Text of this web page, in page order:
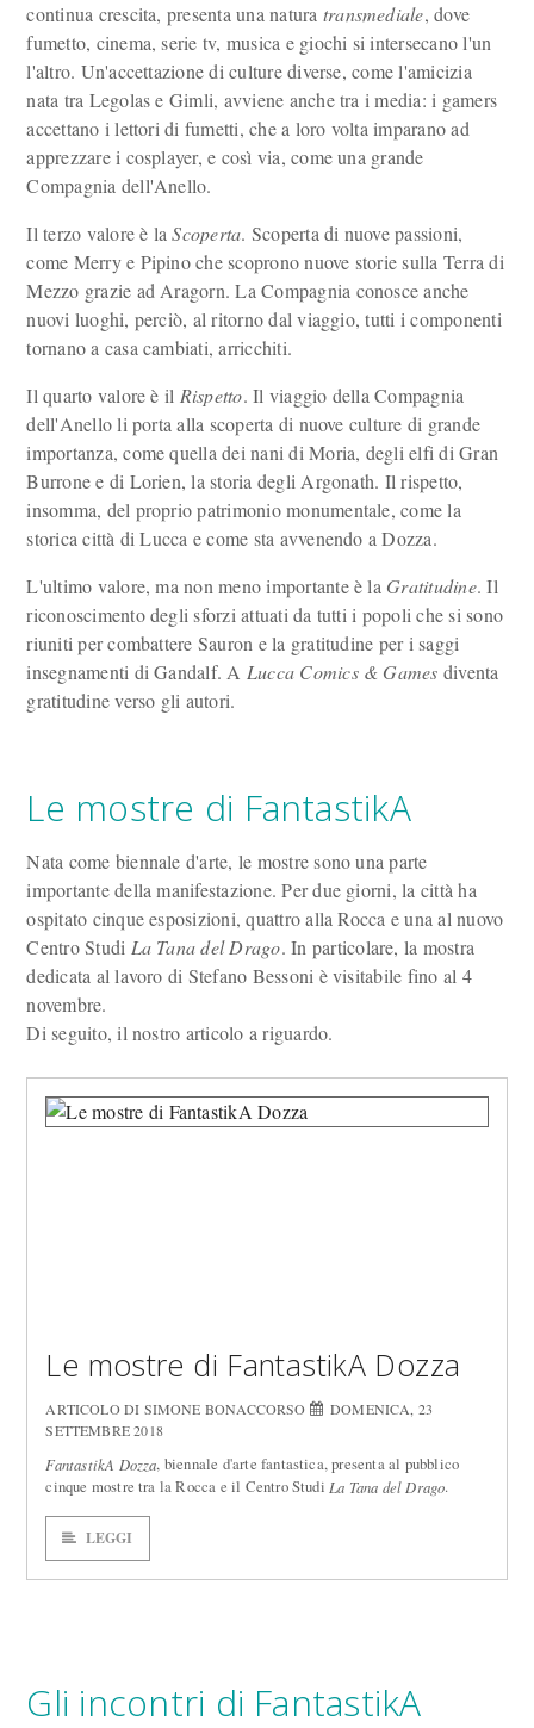
continua crescita, presenta una natura transmediale, dove
fumetto, cinema, serie tv, musica e giochi si intersecano l'un
l'altro. Un'accettazione di culture diverse, come l'amicizia
nata tra Legolas e Gimli, avviene anche tra i media: i gamers
accettano i lettori di fumetti, che a loro volta imparano ad
apprezzare i cosplayer, e così via, come una grande
Compagnia dell'Anello.
Il terzo valore è laScoperta. Scoperta di nuove passioni,
come Merry e Pipino che scoprono nuove storie sulla Terra di
Mezzo grazie ad Aragorn. La Compagnia conosce anche
nuovi luoghi, perciò, al ritorno dal viaggio, tutti i componenti
tornano a casa cambiati, arricchiti.
Il quarto valore è il Rispetto. Il viaggio della Compagnia
dell'Anello li porta alla scoperta di nuove culture di grande
importanza, come quella dei nani di Moria, degli elfi di Gran
Burrone e di Lorien, la storia degli Argonath. Il rispetto,
insomma, del proprio patrimonio monumentale, come la
storica città di Lucca e come sta avvenendo a Dozza.
L'ultimo valore, ma non meno importante è la Gratitudine. Il
riconoscimento degli sforzi attuati da tutti i popoli che si sono
riuniti per combattere Sauron e la gratitudine per i saggi
insegnamenti di Gandalf. A Lucca Comics & Games diventa
gratitudine verso gli autori.
Le mostre di FantastikA
Nata come biennale d'arte, le mostre sono una parte
importante della manifestazione. Per due giorni, la città ha
ospitato cinque esposizioni, quattro alla Rocca e una al nuovo
Centro Studi La Tana del Drago. In particolare, la mostra
dedicata al lavoro di Stefano Bessoni è visitabile fino al 4
novembre.
Di seguito, il nostro articolo a riguardo.
Le mostre di FantastikA Dozza
ARTICOLO DI SIMONE BONACCORSO
DOMENICA, 23
SETTEMBRE 2018
FantastikA Dozza, biennale d'arte fantastica, presenta al pubblico
cinque mostre tra la Rocca e il Centro Studi La Tana del Drago.
LEGGI
Gli incontri di FantastikA